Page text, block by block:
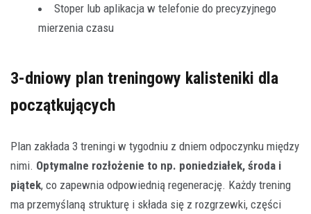
Stoper lub aplikacja w telefonie do precyzyjnego
mierzenia czasu
3-dniowy plan treningowy kalisteniki dla
początkujących
Plan zakłada 3 treningi w tygodniu z dniem odpoczynku między
nimi. Optymalne rozłożenie to np. poniedziałek, środa i
piątek, co zapewnia odpowiednią regenerację. Każdy trening
ma przemyślaną strukturę i składa się z rozgrzewki, części